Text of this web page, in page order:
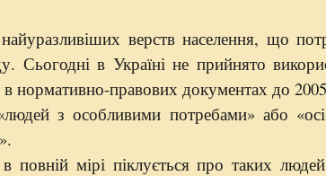
верств населення, що
Сьогодні в Україні не прийнято
в нормативно-правових документах до
з особливими потребами» або
повній мірі піклується про таких